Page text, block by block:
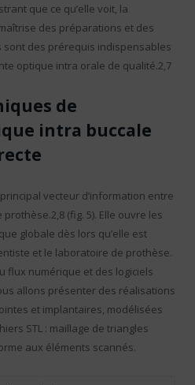
que ce qu’elle voit, la
des préparations et des
sont des prérequis indispensables
optique intra orale de qualité.2,7
de
intra buccale
vecteur d’information entre
(fig. 5). Elle ouvre les
globale dès lors qu’elle est
et le laboratoire de prothèse.
flux numérique et des logiciels
allons présenter des réalisations
et implantaires, modélisées
STL : maillage de triangles
aux éléments scannés.